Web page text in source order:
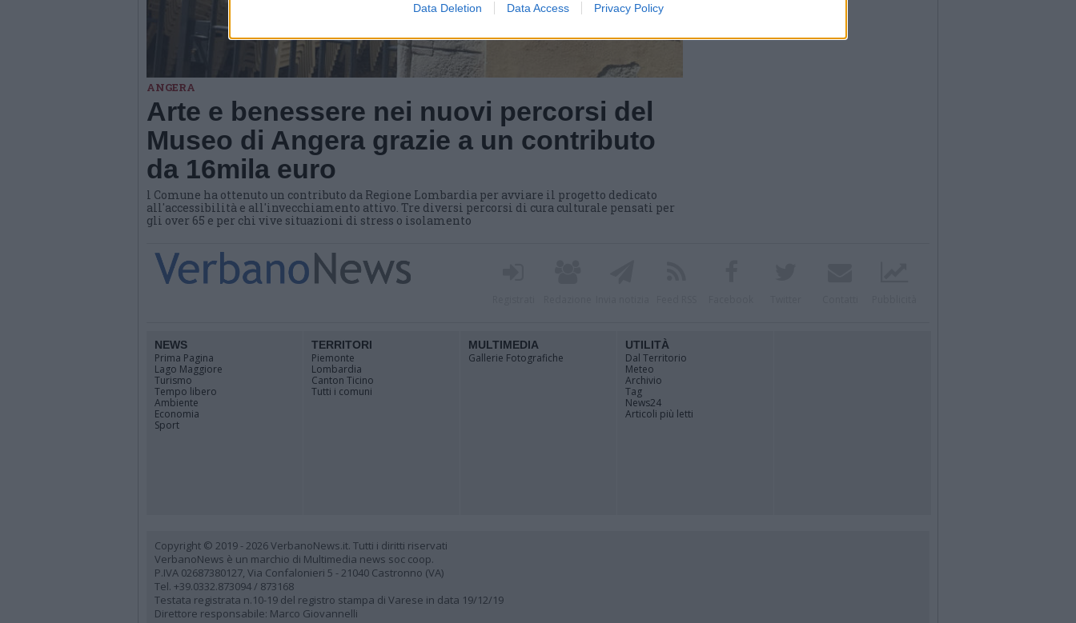
Data Deletion Data Access Privacy Policy
ANGERA
Arte e benessere nei nuovi percorsi del
Museo di Angera grazie a un contributo
da 16mila euro
l Comune ha ottenuto un contributo da Regione Lombardia per avviare il progetto dedicato
all'accessibilità e all'invecchiamento attivo. Tre diversi percorsi di cura culturale pensati per
gli over 65 e per chi vive situazioni di stress o isolamento
NEWS
Prima Pagina
Lago Maggiore
Turismo
Tempo libero
Ambiente
Economia
Sport
TERRITORI
Piemonte
Lombardia
Canton Ticino
Tutti i comuni
MULTIMEDIA
Gallerie Fotografiche
UTILITÀ
Dal Territorio
Meteo
Archivio
Tag
News24
Articoli più letti
Copyright © 2019 - 2026 VerbanoNews.it. Tutti i diritti riservati
VerbanoNews è un marchio di Multimedia news soc coop.
P.IVA 02687380127, Via Confalonieri 5 - 21040 Castronno (VA)
Tel. +39.0332.873094 / 873168
Testata registrata n.10-19 del registro stampa di Varese in data 19/12/19
Direttore responsabile: Marco Giovannelli